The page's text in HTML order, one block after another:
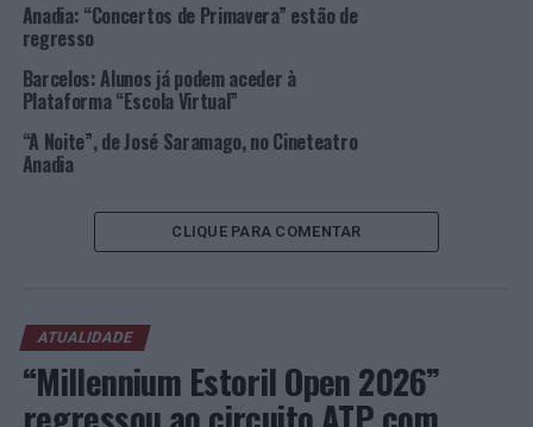
O benefício é uma prestação pecuniária anual, no valor
de mil euros, destinada a comparticipar os encargos
com a frequência de um curso, atribuída pelo Município
de Anadia a fundo perdido.
Foto: CMA.
TÓPICOS RELACIONADOS: ANADIA
BOLSA DE ESTUDO
ENSINO
NÃO PERCA
InterContinental Lisbon conquista selo “Marca Entidade
Empregadora Inclusiva de Excelência” em 2023
Anadia: “Concertos de Primavera” estão de
regresso
Barcelos: Alunos já podem aceder à
Plataforma “Escola Virtual”
“A Noite”, de José Saramago, no Cineteatro
Anadia
CLIQUE PARA COMENTAR
ATUALIDADE
“Millennium Estoril Open 2026”